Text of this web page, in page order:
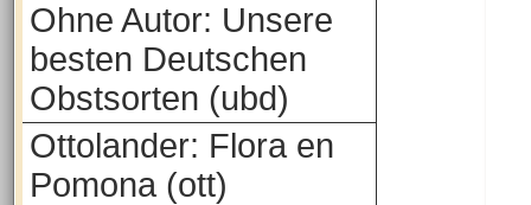
Ohne Autor: Unsere
besten Deutschen
Obstsorten (ubd)
Ottolander: Flora en
Pomona (ott)